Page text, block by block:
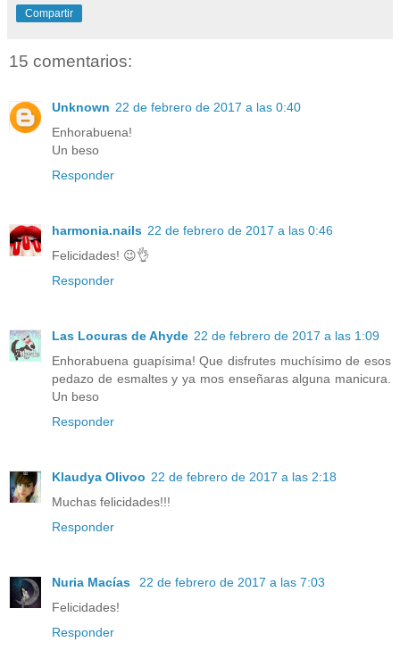
Compartir
15 comentarios:
Unknown 22 de febrero de 2017 a las 0:40
Enhorabuena!
Un beso
Responder
harmonia.nails 22 de febrero de 2017 a las 0:46
Felicidades! 😉👌
Responder
Las Locuras de Ahyde 22 de febrero de 2017 a las 1:09
Enhorabuena guapísima! Que disfrutes muchísimo de esos
pedazo de esmaltes y ya mos enseñaras alguna manicura.
Un beso
Responder
Klaudya Olivoo 22 de febrero de 2017 a las 2:18
Muchas felicidades!!!
Responder
Nuria Macías
22 de febrero de 2017 a las 7:03
Felicidades!
Responder